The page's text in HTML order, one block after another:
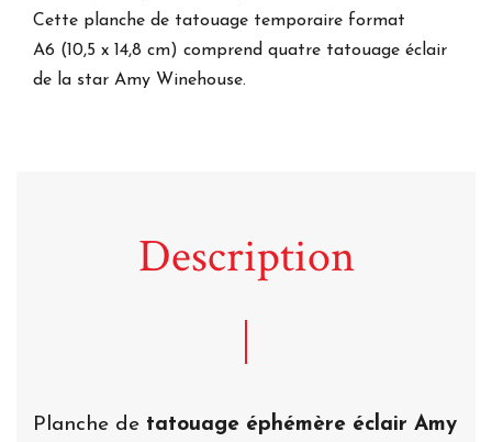
Cette planche de tatouage temporaire format
A6 (10,5 x 14,8 cm) comprend quatre tatouage éclair
de la star Amy Winehouse.
Description
Planche de tatouage éphémère éclair Amy